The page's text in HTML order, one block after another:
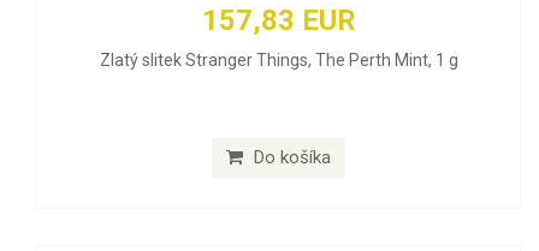
157,83 EUR
Zlatý slitek Stranger Things, The Perth Mint, 1 g
Do košíka